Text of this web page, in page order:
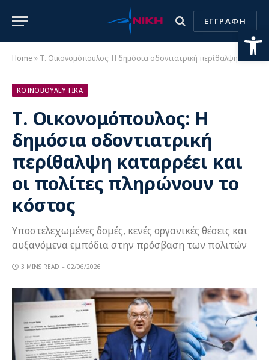
ΕΓΓΡΑΦΗ
Home » Τ. Οικονομόπουλος: Η δημόσια οδοντιατρική περίθαλψη καταρρέει και οι πολίτες πληρώνουν το κόστος
ΚΟΙΝΟΒΟΥΛΕΥΤΙΚΑ
Τ. Οικονομόπουλος: Η
δημόσια οδοντιατρική
περίθαλψη καταρρέει και
οι πολίτες πληρώνουν το
κόστος
Υποστελεχωμένες δομές, κενές οργανικές θέσεις και
αυξανόμενα εμπόδια στην πρόσβαση των πολιτών
3 MINS READ 02/06/2026